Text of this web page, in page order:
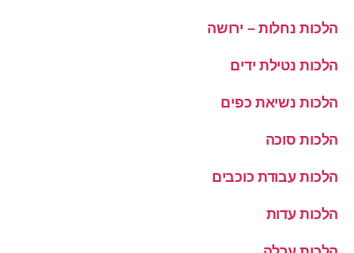
הלכות נחלות – ירושה
הלכות נטילת ידים
הלכות נשיאת כפים
הלכות סוכה
הלכות עבודת כוכבים
הלכות עדות